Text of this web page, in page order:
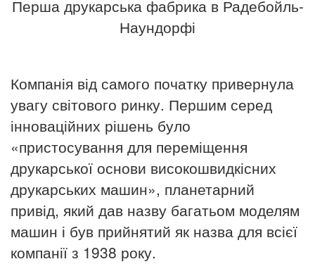
Перша друкарська фабрика в Радебойль-
Наундорфі
Компанія від самого початку привернула
увагу світового ринку. Першим серед
інноваційних рішень було
«пристосування для переміщення
друкарської основи високошвидкісних
друкарських машин», планетарний
привід, який дав назву багатьом моделям
машин і був прийнятий як назва для всієї
компанії з 1938 року.